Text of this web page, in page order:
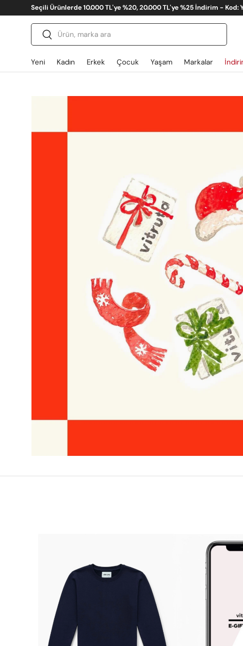
İçeriğe atla
TL'ye %25 İndirim - Kod: YAZ
Ara
Gönder
Yeni Kadın Erkek Çocuk Yaşam Markalar